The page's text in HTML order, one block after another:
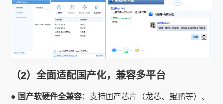
（2）全面适配国产化，兼容多平台
● 国产软硬件全兼容：支持国产芯片（龙芯、鲲鹏等）、